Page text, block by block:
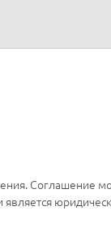
Соглашение